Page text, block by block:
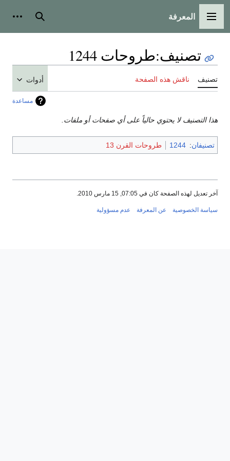
القائمة الرئيسية
المعرفة بحث
تصنيف:طروحات 1244
تصنيف ناقش هذه الصفحة أدوات
مساعدة
هذا التصنيف لا يحتوي حالياً على أي صفحات أو ملفات.
تصنيفان:
1244 طروحات القرن 13
آخر تعديل لهذه الصفحة كان في 07:05, 15 مارس 2010.
سياسة الخصوصية عن المعرفة عدم مسؤولية